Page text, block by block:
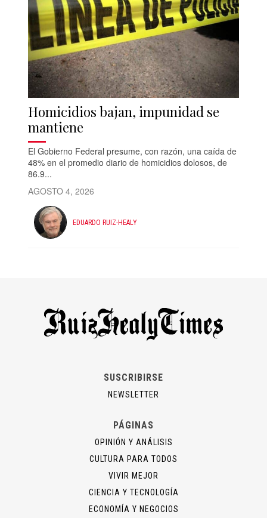
Homicidios bajan, impunidad se
mantiene
El Gobierno Federal presume, con razón, una caída de
48% en el promedio diario de homicidios dolosos, de
86.9...
AGOSTO 4, 2026
EDUARDO RUIZ-HEALY
SUSCRIBIRSE
NEWSLETTER
PÁGINAS
OPINIÓN Y ANÁLISIS
CULTURA PARA TODOS
VIVIR MEJOR
CIENCIA Y TECNOLOGÍA
ECONOMÍA Y NEGOCIOS